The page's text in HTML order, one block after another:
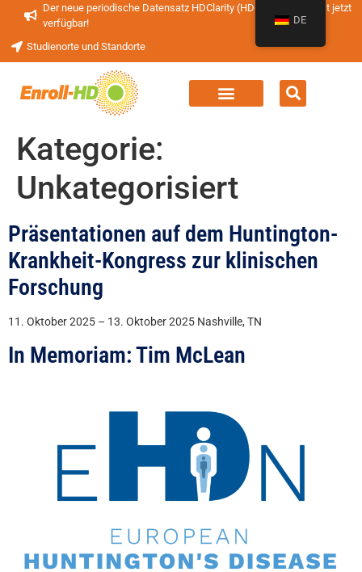
Der neue periodische Datensatz HDClarity (HDClarity-PDS4) ist jetzt
verfügbar!
Studienorte und Standorte
Kategorie:
Unkategorisiert
Präsentationen auf dem Huntington-
Krankheit-Kongress zur klinischen
Forschung
11. Oktober 2025 – 13. Oktober 2025 Nashville, TN
In Memoriam: Tim McLean
DE